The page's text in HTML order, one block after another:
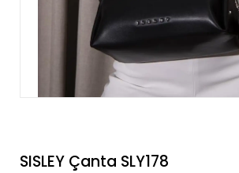
SISLEY Çanta SLY178